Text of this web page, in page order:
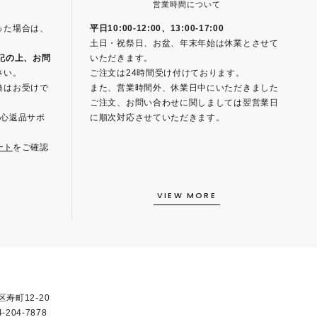
場合は、
の上、お問
。
はお受けで
返品サポ
をご確認
営業時間について
平日10:00-12:00、13:00-17:00
土日・祝祭日、お盆、年末年始は休業とさせて
いただきます。
ご注文は24時間受け付けております。
また、営業時間外、休業日中にいただきました
ご注文、お問い合わせに関しましては翌営業日
に順次対応させていただきます。
VIEW MORE
寿町12-20
204-7878